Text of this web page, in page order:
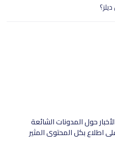
حول المدونات الشائعة
اطلاع بكل المحتوى المثير